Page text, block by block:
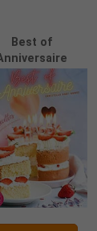
Best of